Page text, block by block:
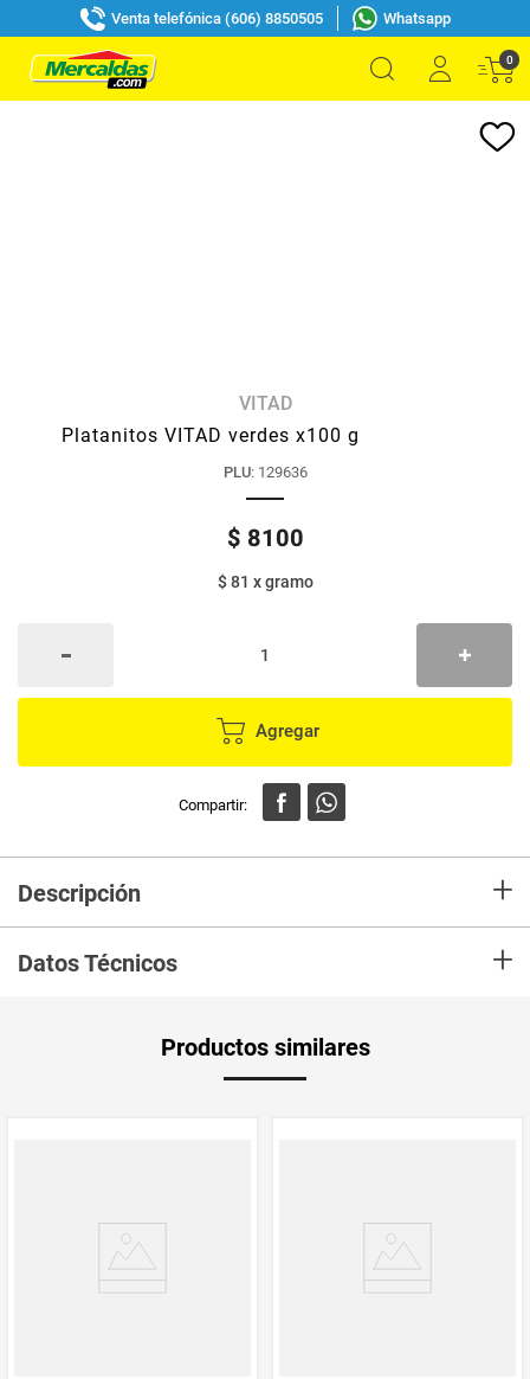
Venta telefónica (606) 8850505 Whatsapp
0
VITAD
Platanitos VITAD verdes x100 g
PLU: 129636
$ 8100
$ 81 xgramo
Agregar
Descripción +
Datos Técnicos +
Productos similares